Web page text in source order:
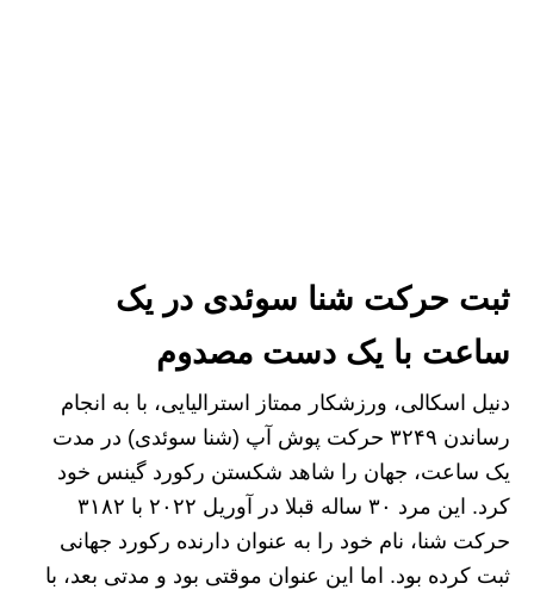
ثبت حرکت شنا سوئدی در یک
ساعت با یک دست مصدوم
دنیل اسکالی، ورزشکار ممتاز استرالیایی، با به انجام
رساندن ۳۲۴۹ حرکت پوش‌ آپ (شنا سوئدی) در مدت
یک ساعت، جهان را شاهد شکستن رکورد گینس خود
کرد. این مرد ۳۰ ساله قبلا در آوریل ۲۰۲۲ با ۳۱۸۲
حرکت شنا، نام خود را به عنوان دارنده رکورد جهانی
ثبت کرده بود. اما این عنوان موقتی بود و مدتی بعد، با